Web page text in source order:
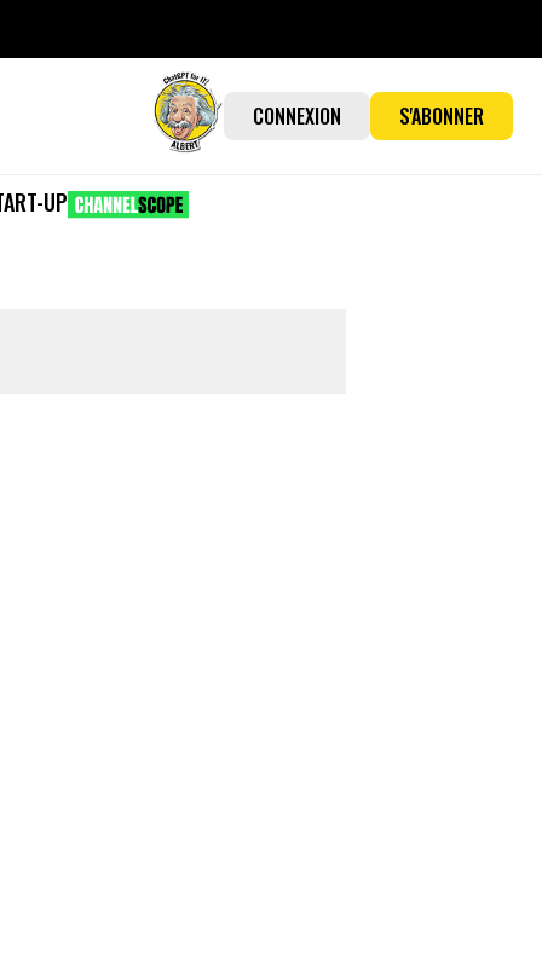
CONNEXION S'ABONNER
UP